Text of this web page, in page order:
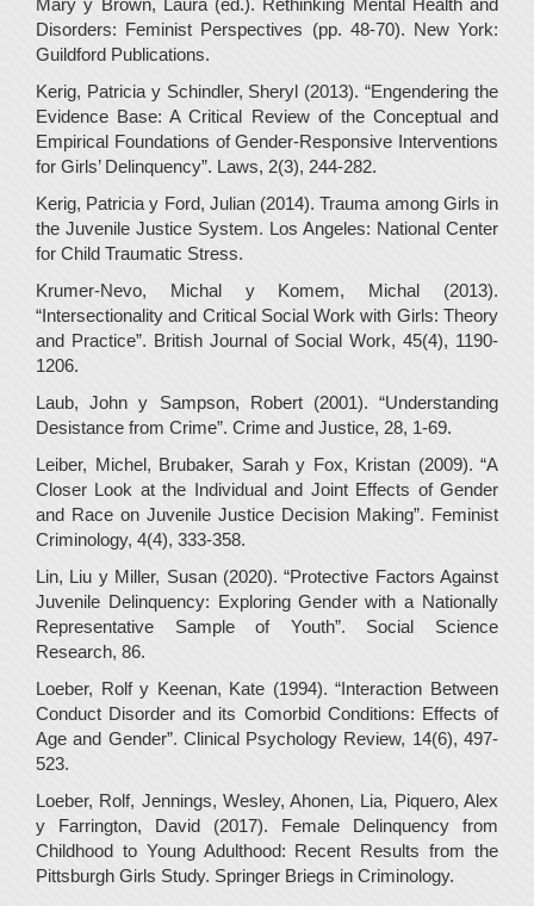
Disorders: Feminist Perspectives (pp. 48-70). New York:
Guildford Publications.
Kerig, Patricia y Schindler, Sheryl (2013). “Engendering the
Evidence Base: A Critical Review of the Conceptual and
Empirical Foundations of Gender-Responsive Interventions
for Girls’ Delinquency”. Laws, 2(3), 244-282.
Kerig, Patricia y Ford, Julian (2014). Trauma among Girls in
the Juvenile Justice System. Los Angeles: National Center
for Child Traumatic Stress.
Krumer-Nevo, Michal y Komem, Michal (2013).
“Intersectionality and Critical Social Work with Girls: Theory
and Practice”. British Journal of Social Work, 45(4), 1190-
1206.
Laub, John y Sampson, Robert (2001). “Understanding
Desistance from Crime”. Crime and Justice, 28, 1-69.
Leiber, Michel, Brubaker, Sarah y Fox, Kristan (2009). “A
Closer Look at the Individual and Joint Effects of Gender
and Race on Juvenile Justice Decision Making”. Feminist
Criminology, 4(4), 333-358.
Lin, Liu y Miller, Susan (2020). “Protective Factors Against
Juvenile Delinquency: Exploring Gender with a Nationally
Representative Sample of Youth”. Social Science
Research, 86.
Loeber, Rolf y Keenan, Kate (1994). “Interaction Between
Conduct Disorder and its Comorbid Conditions: Effects of
Age and Gender”. Clinical Psychology Review, 14(6), 497-
523.
Loeber, Rolf, Jennings, Wesley, Ahonen, Lia, Piquero, Alex
y Farrington, David (2017). Female Delinquency from
Childhood to Young Adulthood: Recent Results from the
Pittsburgh Girls Study. Springer Briegs in Criminology.